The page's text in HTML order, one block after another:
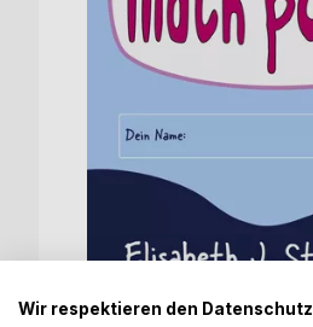
Wir respektieren den Datenschutz